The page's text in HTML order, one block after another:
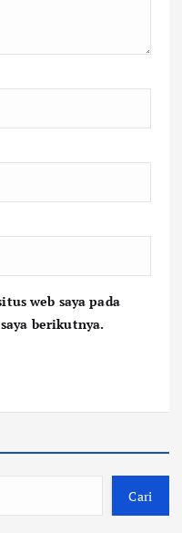
web saya pada
berikutnya.
Cari